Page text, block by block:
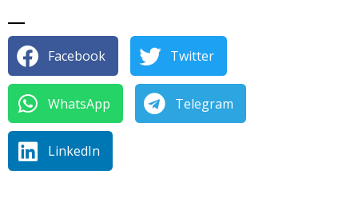
Facebook Twitter
WhatsApp Telegram
LinkedIn